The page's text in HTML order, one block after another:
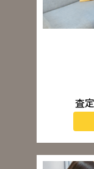
査